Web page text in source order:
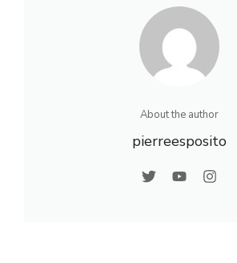
About the author
pierreesposito